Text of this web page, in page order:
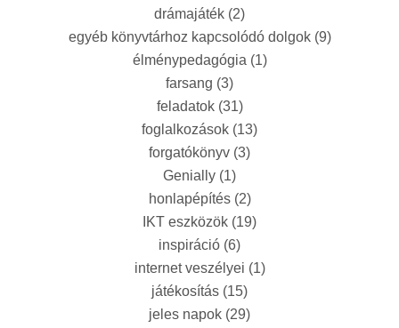
drámajáték (2)
egyéb könyvtárhoz kapcsolódó dolgok(9)
élménypedagógia (1)
farsang (3)
feladatok(31)
foglalkozások (13)
forgatókönyv (3)
Genially (1)
honlapépítés(2)
IKT eszközök (19)
inspiráció (6)
internet veszélyei (1)
játékosítás (15)
jeles napok (29)